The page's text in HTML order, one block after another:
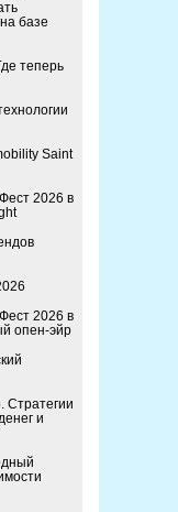
базе
теперь
Saint
2026 в
2026 в
опен-эйр
и